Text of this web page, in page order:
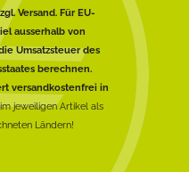
Versand. Für EU-
ausserhalb von
Umsatzsteuer des
berechnen.
versandkostenfrei in
jeweiligen Artikel als
Ländern!